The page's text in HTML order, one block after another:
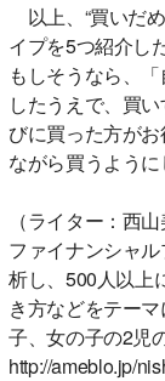
以上、“買いだ
イプを5つ紹介し
もしそうなら、
したうえで、買
びに買った方が
ながら買うように
（ライター：西山
ファイナンシャ
析し、500人以上
き方などをテー
子、女の子の2児
http://ameblo.jp/